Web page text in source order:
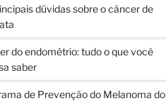
dúvidas sobre o câncer de
do endométrio: tudo o que você
saber
de Prevenção do Melanoma do